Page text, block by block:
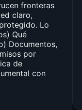
fronteras
claro,
Lo
Qué
Documentos,
por
de
con